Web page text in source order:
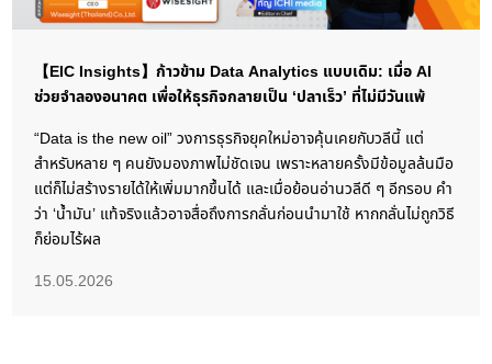
【EIC Insights】ก้าวข้าม Data Analytics แบบเดิม: เมื่อ AI
ช่วยจำลองอนาคต เพื่อให้ธุรกิจกลายเป็น ‘ปลาเร็ว’ ที่ไม่มีวันแพ้
“Data is the new oil” วงการธุรกิจยุคใหม่อาจคุ้นเคยกับวลีนี้ แต่
สำหรับหลาย ๆ คนยังมองภาพไม่ชัดเจน เพราะหลายครั้งมีข้อมูลล้นมือ
แต่ก็ไม่สร้างรายได้ให้เพิ่มมากขึ้นได้ และเมื่อย้อนอ่านวลีดี ๆ อีกรอบ คำ
ว่า ‘น้ำมัน’ แท้จริงแล้วอาจสื่อถึงการกลั่นก่อนนำมาใช้ หากกลั่นไม่ถูกวิธี
ก็ย่อมไร้ผล
15.05.2026